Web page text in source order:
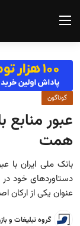
صفحه نخست
درباره ما
تماس با ما
گزارش
گوناگون
همت
بانک ملی ایران با
دستاوردهای خود
عنوان یکی از ارکان
گروه تبلیغات و